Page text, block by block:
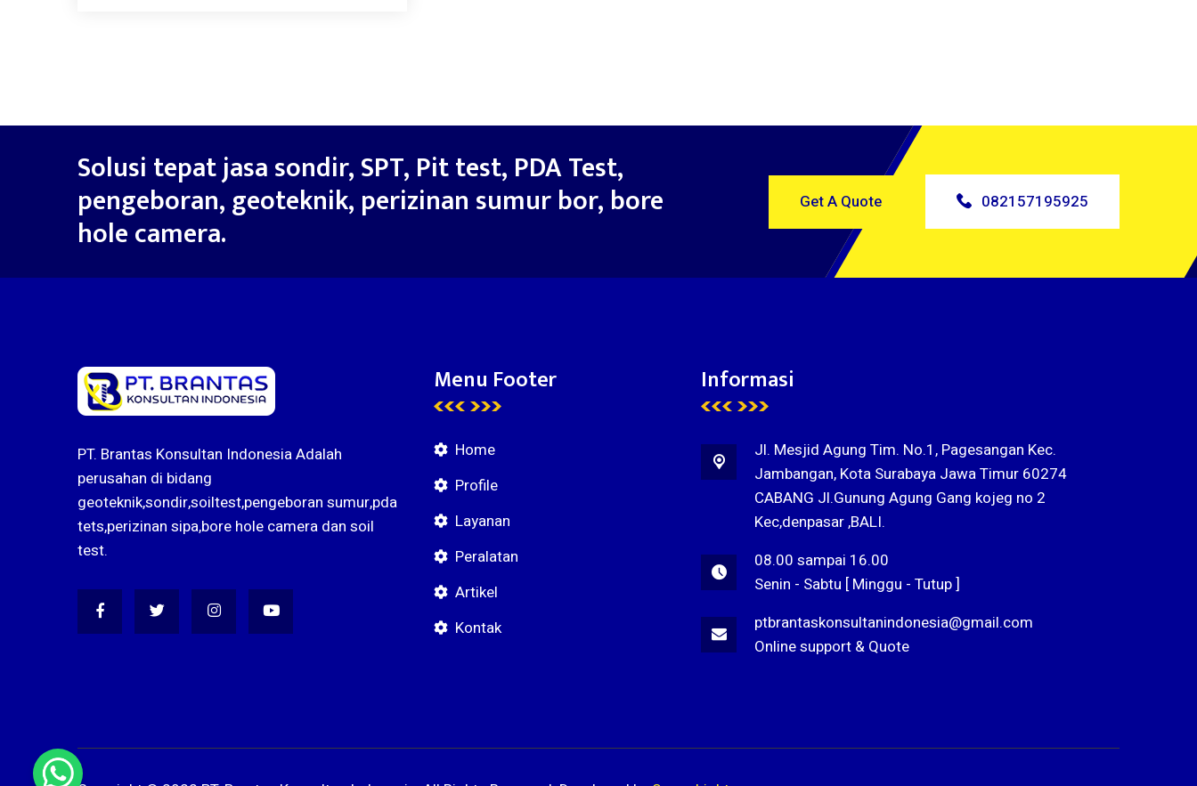
Solusi tepat jasa sondir, SPT, Pit test, PDA Test,
pengeboran, geoteknik, perizinan sumur bor, bore
hole camera.
Get A Quote 082157195925
PT. Brantas Konsultan Indonesia Adalah
perusahan di bidang
geoteknik,sondir,soiltest,pengeboran sumur,pda
tets,perizinan sipa,bore hole camera dan soil
test.
Menu Footer
Home
Profile
Layanan
Peralatan
Artikel
Kontak
Informasi
Jl. Mesjid Agung Tim. No.1, Pagesangan Kec.
Jambangan, Kota Surabaya Jawa Timur 60274
CABANG Jl.Gunung Agung Gang kojeg no 2
Kec,denpasar ,BALI.
08.00 sampai 16.00
Senin - Sabtu [ Minggu - Tutup ]
ptbrantaskonsultanindonesia@gmail.com
Online support & Quote